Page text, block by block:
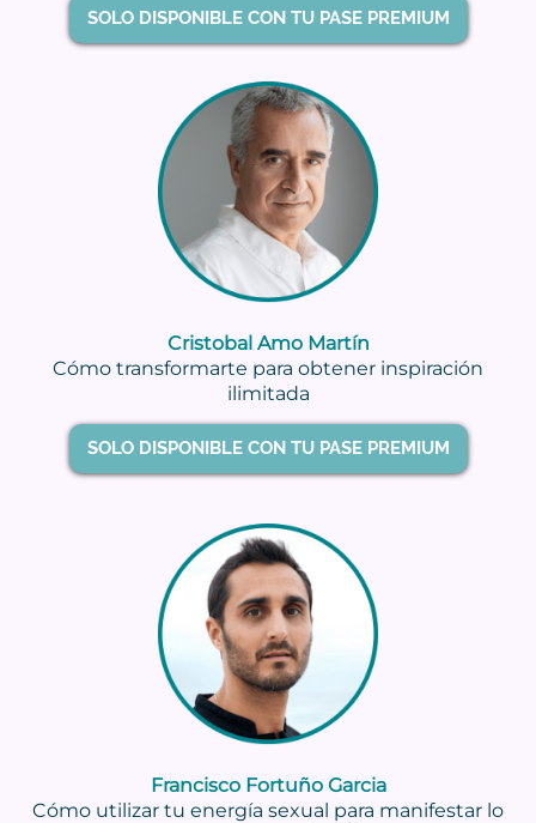
SOLO DISPONIBLE CON TU PASE PREMIUM
Cristobal Amo Martín
Cómo transformarte para obtener inspiración
ilimitada
SOLO DISPONIBLE CON TU PASE PREMIUM
Francisco Fortuño Garcia
Cómo utilizar tu energía sexual para manifestar lo